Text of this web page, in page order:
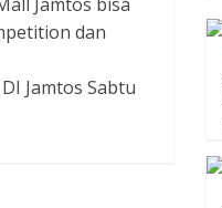
dan
Jamtos Sabtu